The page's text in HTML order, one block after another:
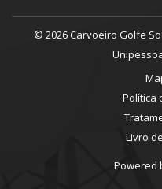
© 2026 Carvoeiro Golfe
Política
Livro
Powered